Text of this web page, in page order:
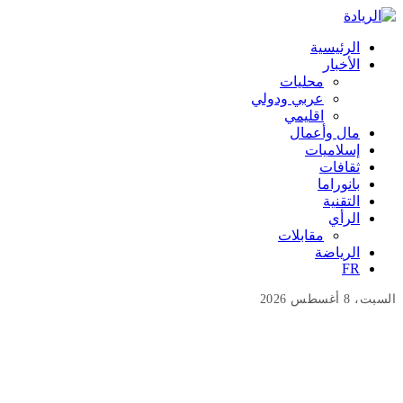
الرئيسية
الأخبار
محليات
عربي ودولي
اقليمي
مال وأعمال
إسلاميات
ثقافات
بانوراما
التقنية
الرأي
مقابلات
الرياضة
FR
السبت، 8 أغسطس 2026